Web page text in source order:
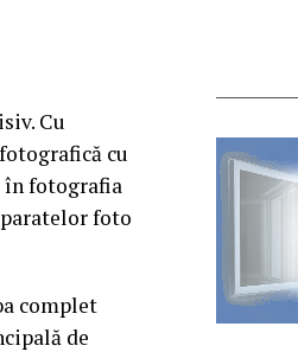
Cu
cu
în fotografia
foto
complet
de